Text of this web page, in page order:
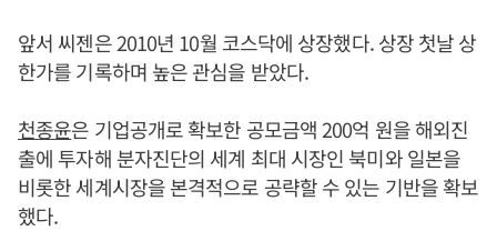
앞서 씨젠은 2010년 10월 코스닥에 상장했다. 상장 첫날 상
한가를 기록하며 높은 관심을 받았다.
천종윤은 기업공개로 확보한 공모금액 200억 원을 해외진
출에 투자해 분자진단의 세계 최대 시장인 북미와 일본을
비롯한 세계시장을 본격적으로 공략할 수 있는 기반을 확보
했다.